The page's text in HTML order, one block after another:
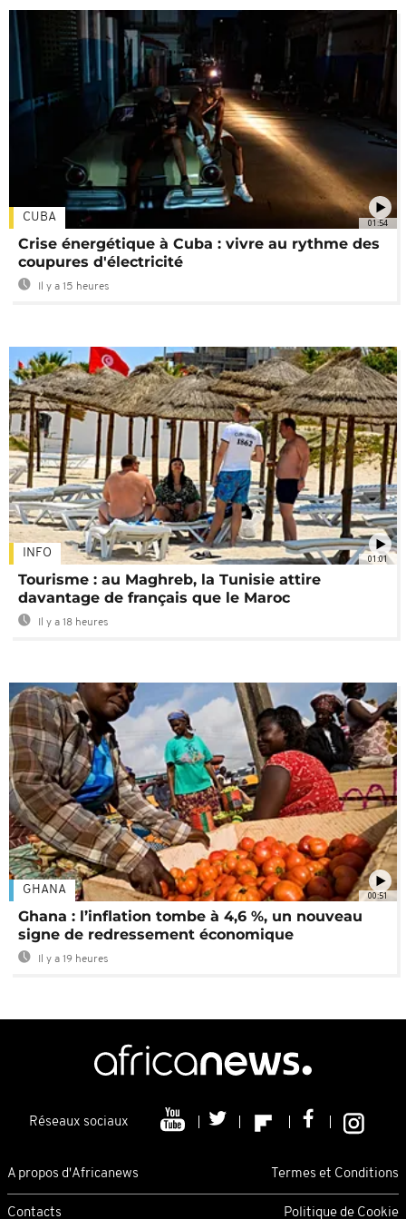
01:54
CUBA
Crise énergétique à Cuba : vivre au rythme des
coupures d'électricité
Il y a 15 heures
01:01
INFO
Tourisme : au Maghreb, la Tunisie attire
davantage de français que le Maroc
Il y a 18 heures
00:51
GHANA
Ghana : l’inflation tombe à 4,6 %, un nouveau
signe de redressement économique
Il y a 19 heures
Réseaux sociaux
A propos d'Africanews Termes et Conditions
Contacts Politique de Cookie